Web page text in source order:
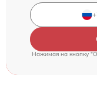
Нажимая на кнопку